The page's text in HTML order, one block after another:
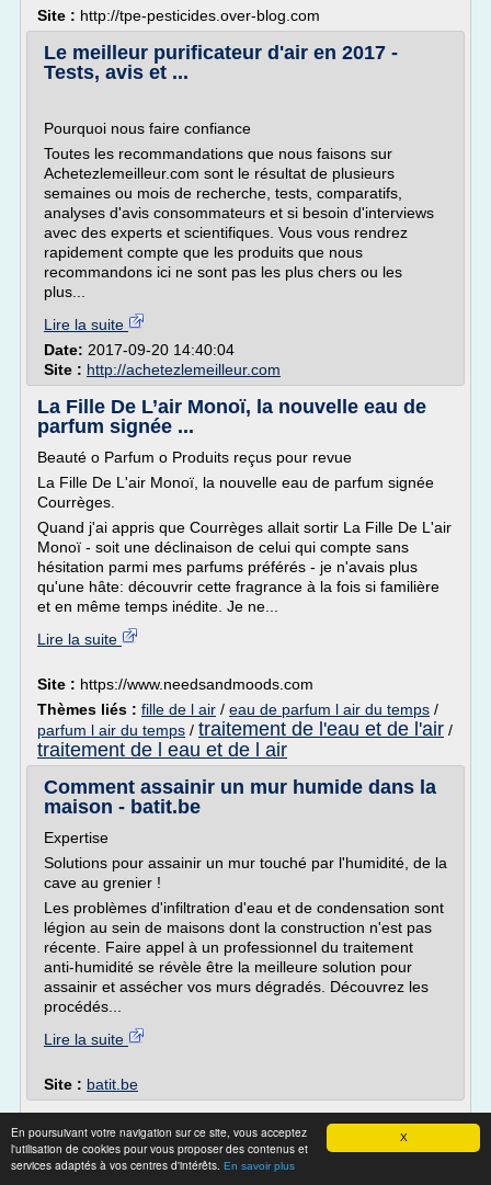
X
En poursuivant votre navigation sur ce site, vous acceptez
l'utilisation de cookies pour vous proposer des contenus et
services adaptés à vos centres d'intérêts. En savoir plus
Site : http://tpe-pesticides.over-blog.com
Le meilleur purificateur d'air en 2017 -
Tests, avis et ...
Pourquoi nous faire confiance
Toutes les recommandations que nous faisons sur
Achetezlemeilleur.com sont le résultat de plusieurs
semaines ou mois de recherche, tests, comparatifs,
analyses d'avis consommateurs et si besoin d'interviews
avec des experts et scientifiques. Vous vous rendrez
rapidement compte que les produits que nous
recommandons ici ne sont pas les plus chers ou les
plus...
Lire la suite
Date: 2017-09-20 14:40:04
Site : http://achetezlemeilleur.com
La Fille De L’air Monoï, la nouvelle eau de
parfum signée ...
Beauté o Parfum o Produits reçus pour revue
La Fille De L'air Monoï, la nouvelle eau de parfum signée
Courrèges.
Quand j'ai appris que Courrèges allait sortir La Fille De L'air
Monoï - soit une déclinaison de celui qui compte sans
hésitation parmi mes parfums préférés - je n'avais plus
qu'une hâte: découvrir cette fragrance à la fois si familière
et en même temps inédite. Je ne...
Lire la suite
Site : https://www.needsandmoods.com
Thèmes liés : fille de l air / eau de parfum l air du temps /
parfum l air du temps / traitement de l'eau et de l'air /
traitement de l eau et de l air
Comment assainir un mur humide dans la
maison - batit.be
Expertise
Solutions pour assainir un mur touché par l'humidité, de la
cave au grenier !
Les problèmes d'infiltration d'eau et de condensation sont
légion au sein de maisons dont la construction n'est pas
récente. Faire appel à un professionnel du traitement
anti-humidité se révèle être la meilleure solution pour
assainir et assécher vos murs dégradés. Découvrez les
procédés...
Lire la suite
Site : batit.be
Comment assainir un mur humide dans la
maison - batit.be
Expertise